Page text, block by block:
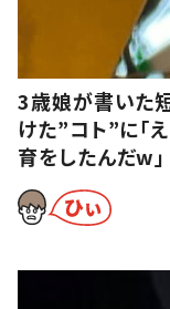
3歳娘が書いた
けた”コト”に「
育をしたんだw」